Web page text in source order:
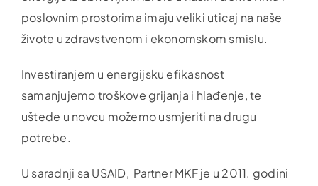
poslovnim prostorima imaju veliki uticaj na naše
živote u zdravstvenom i ekonomskom smislu.
Investiranjem u energijsku efikasnost
samanjujemo troškove grijanja i hlađenje, te
uštede u novcu možemo usmjeriti na drugu
potrebe.
U saradnji sa USAID, Partner MKF je u 2011. godini